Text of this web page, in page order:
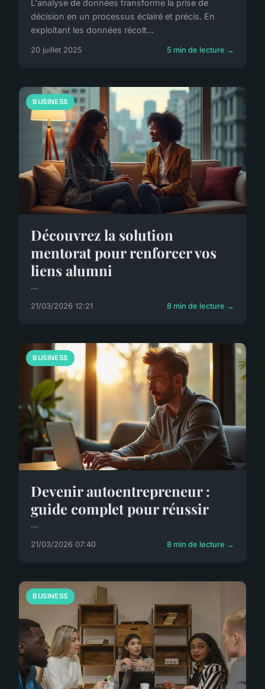
L'analyse de données transforme la prise de
décision en un processus éclairé et précis. En
exploitant les données récolt...
20 juillet 2025 5 min de lecture →
BUSINESS
Découvrez la solution
mentorat pour renforcer vos
liens alumni
...
21/03/2026 12:21 8 min de lecture →
BUSINESS
Devenir autoentrepreneur :
guide complet pour réussir
...
21/03/2026 07:40 8 min de lecture →
BUSINESS